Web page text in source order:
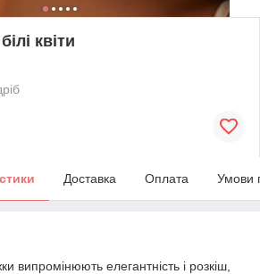
квіти
Доставка Оплата Умови
випромінюють елегантність і розкіш,